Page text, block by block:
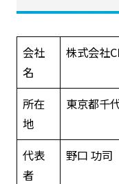
会社
名
株式会社
所在
地
東京都千
代表
者
野口 功司